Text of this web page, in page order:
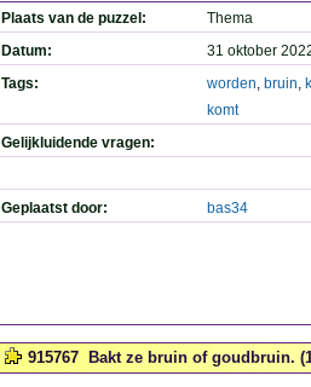
Plaats van de puzzel:
Thema
Datum:
31 oktober
Tags:
worden, bruin,
komt
Gelijkluidende vragen:
Geplaatst door: bas34
915767 Bakt ze bruin of goudbruin.